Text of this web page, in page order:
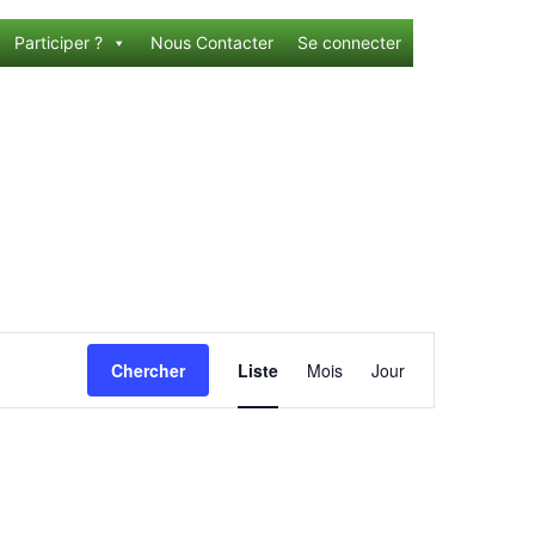
Participer ? Nous Contacter Se connecter
Chercher
de
Liste Mois Jour